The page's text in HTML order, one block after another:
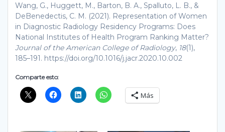
Wang, G., Huggett, M., Barton, B. A., Spalluto, L. B., &
DeBenedectis, C. M. (2021). Representation of Women
in Diagnostic Radiology Residency Programs: Does
National Institutes of Health Program Ranking Matter?
Journal of the American College of Radiology, 18(1),
185–191. https://doi.org/10.1016/j.jacr.2020.10.002
Comparte esto:
Más